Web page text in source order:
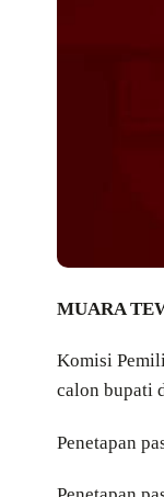
MUARA
Komisi
calon bupati
Penetapan